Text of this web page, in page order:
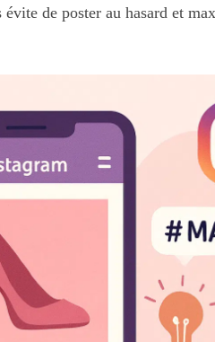
de poster au hasard et